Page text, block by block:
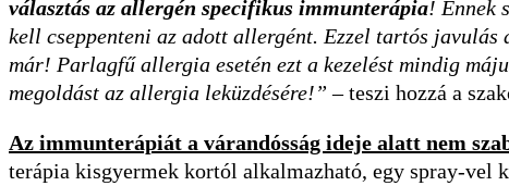
választás az allergén specifikus immunterápia! Ennek
kell cseppenteni az adott allergént. Ezzel tartós
már! Parlagfű allergia esetén ezt a kezelést mindig
megoldást az allergia leküzdésére!” – teszi hozzá a
Az immunterápiát a várandósság ideje alatt nem
terápia kisgyermek kortól alkalmazható, egy spray-vel